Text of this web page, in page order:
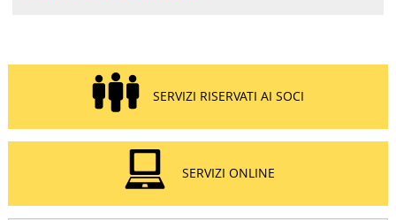
SERVIZI RISERVATI AI SOCI
SERVIZI ONLINE